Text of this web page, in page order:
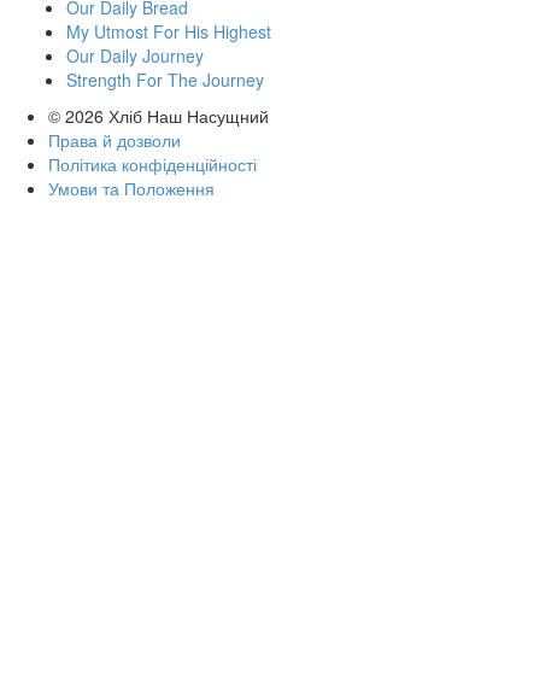
Our Daily Bread
My Utmost For His Highest
Our Daily Journey
Strength For The Journey
© 2026 Хліб Наш Насущний
Права й дозволи
Політика конфіденційності
Умови та Положення